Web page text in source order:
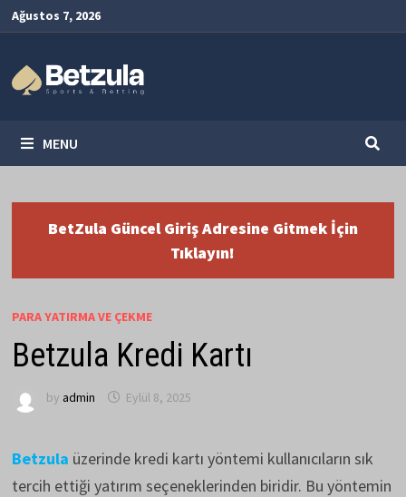
Skip
to
content
Ağustos 7, 2026
MENU
BetZula Güncel Giriş Adresine Gitmek İçin
Tıklayın!
PARA YATIRMA VE ÇEKME
Betzula Kredi Kartı
by admin Eylül 8, 2025
Betzula üzerinde kredi kartı yöntemi kullanıcıların sık
tercih ettiği yatırım seçeneklerinden biridir. Bu yöntemin